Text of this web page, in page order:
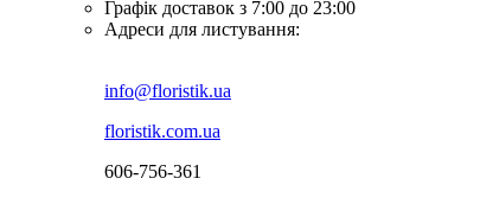
Графік доставок з 7:00 до 23:00
Адреси для листування:
info@floristik.ua
floristik.com.ua
606-756-361